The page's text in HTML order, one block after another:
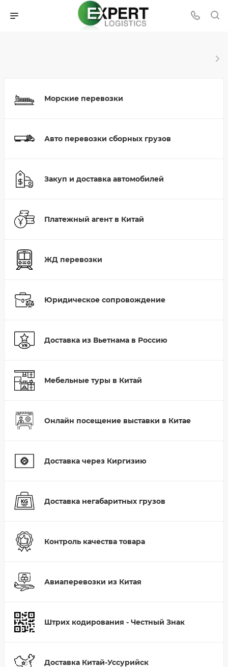
Морские перевозки
Авто перевозки сборных грузов
Закуп и доставка автомобилей
Платежный агент в Китай
ЖД перевозки
Юридическое сопровождение
Доставка из Вьетнама в Россию
Мебельные туры в Китай
Онлайн посещение выставки в Китае
Доставка через Киргизию
Доставка негабаритных грузов
Контроль качества товара
Авиаперевозки из Китая
Штрих кодирования - Честный Знак
Доставка Китай-Уссурийск